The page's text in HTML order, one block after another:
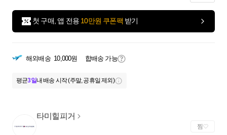
첫 구매, 앱 전용 10만원 쿠폰팩 받기
해외배송 10,000원 합배송 가능
평균3일내 배송 시작 (주말, 공휴일 제외)
타미힐피거
찜